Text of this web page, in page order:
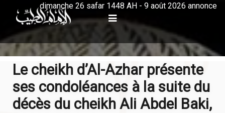
dimanche 26 safar 1448 AH - 9 août 2026 annonce
Le cheikh d’Al-Azhar présente
ses condoléances à la suite du
décès du cheikh Ali Abdel Baki,